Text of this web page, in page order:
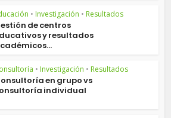
• Investigación • Resultados
de centros
y resultados
• Investigación • Resultados
en grupo vs
individual